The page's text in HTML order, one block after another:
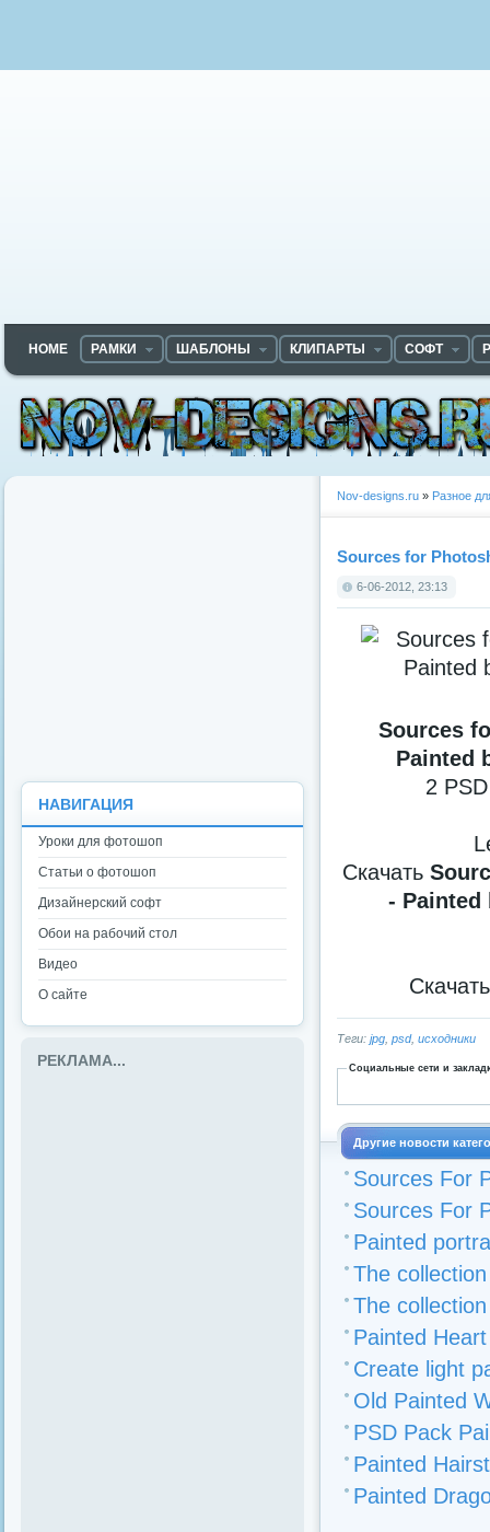
HOME РАМКИ ШАБЛОНЫ КЛИПАРТЫ СОФТ
Nov-designs.ru » Разное
Sources for
6-06-2012, 23:13
Sources
Painted
2
Скачать
- Painted
Теги: jpg psd, исходники
Социальные сети и
Другие новости
Sources For
Sources For
Painted
The
The
Painted
Create light
Old Painted
PSD Pack
Painted
Painted
НАВИГАЦИЯ
Уроки для фотошоп
Статьи о фотошоп
Дизайнерский софт
Обои на рабочий стол
Видео
О сайте
РЕКЛАМА...